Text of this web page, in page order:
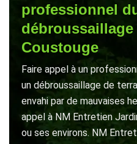
professionnel
débroussaillage
Coustouge
Faire appel à un
un débroussaillage de
envahi par de mauvaises
appel à NM Entretien
ou ses environs. NM